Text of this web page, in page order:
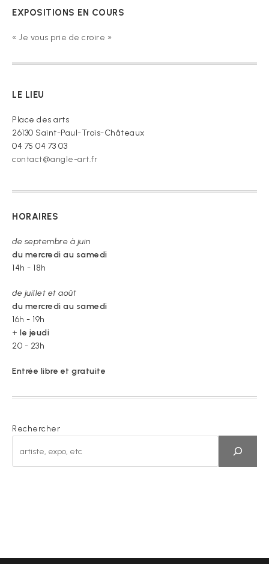
EXPOSITIONS EN COURS
« Je vous prie de croire »
LE LIEU
Place des arts
26130 Saint-Paul-Trois-Châteaux
04 75 04 73 03
contact@angle-art.fr
HORAIRES
de septembre à juin
du mercredi au samedi
14h - 18h
de juillet et août
du mercredi au samedi
16h - 19h
+ le jeudi
20 - 23h
Entrée libre et gratuite
Rechercher